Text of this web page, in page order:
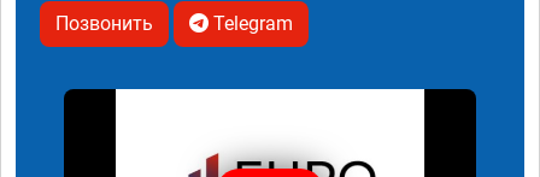
Позвонить Telegram